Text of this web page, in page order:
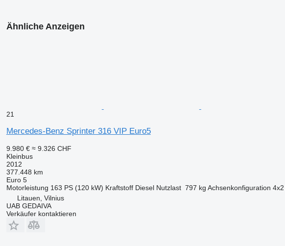
Ähnliche Anzeigen
21
Mercedes-Benz Sprinter 316 VIP Euro5
9.980 € ≈ 9.326 CHF
Kleinbus
2012
377.448 km
Euro 5
Motorleistung 163 PS (120 kW) Kraftstoff Diesel Nutzlast 797 kg Achsenkonfiguration 4x2
Litauen, Vilnius
UAB GEDAIVA
Verkäufer kontaktieren